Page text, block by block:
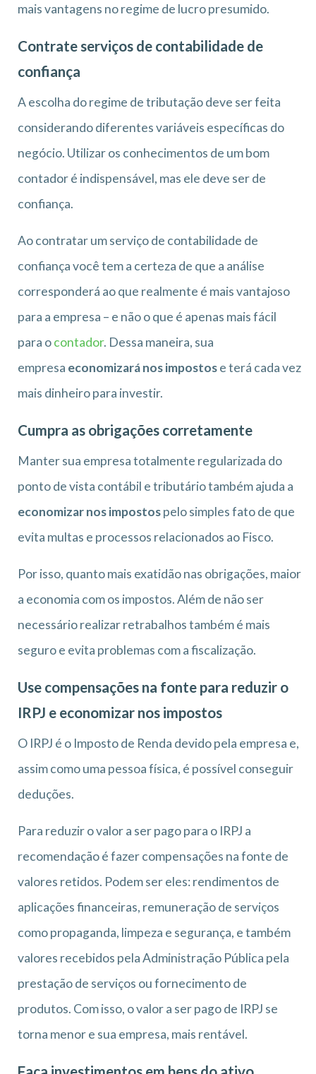
mais vantagens no regime de lucro presumido.
Contrate serviços de contabilidade de
confiança
A escolha do regime de tributação deve ser feita
considerando diferentes variáveis específicas do
negócio. Utilizar os conhecimentos de um bom
contador é indispensável, mas ele deve ser de
confiança.
Ao contratar um serviço de contabilidade de
confiança você tem a certeza de que a análise
corresponderá ao que realmente é mais vantajoso
para a empresa – e não o que é apenas mais fácil
para ocontador. Dessa maneira, sua
empresa economizará nos impostose terá cada vez
mais dinheiro para investir.
Cumpra as obrigações corretamente
Manter sua empresa totalmente regularizada do
ponto de vista contábil e tributário também ajuda a
economizar nos impostospelo simples fato de que
evita multas e processos relacionados ao Fisco.
Por isso, quanto mais exatidão nas obrigações, maior
a economia com os impostos. Além de não ser
necessário realizar retrabalhos também é mais
seguro e evita problemas com a fiscalização.
Use compensações na fonte para reduzir o
IRPJ e economizar nos impostos
O IRPJ é o Imposto de Renda devido pela empresa e,
assim como uma pessoa física, é possível conseguir
deduções.
Para reduzir o valor a ser pago para o IRPJ a
recomendação é fazer compensações na fonte de
valores retidos. Podem ser eles: rendimentos de
aplicações financeiras, remuneração de serviços
como propaganda, limpeza e segurança, e também
valores recebidos pela Administração Pública pela
prestação de serviços ou fornecimento de
produtos. Com isso, o valor a ser pago de IRPJ se
torna menor e sua empresa, mais rentável.